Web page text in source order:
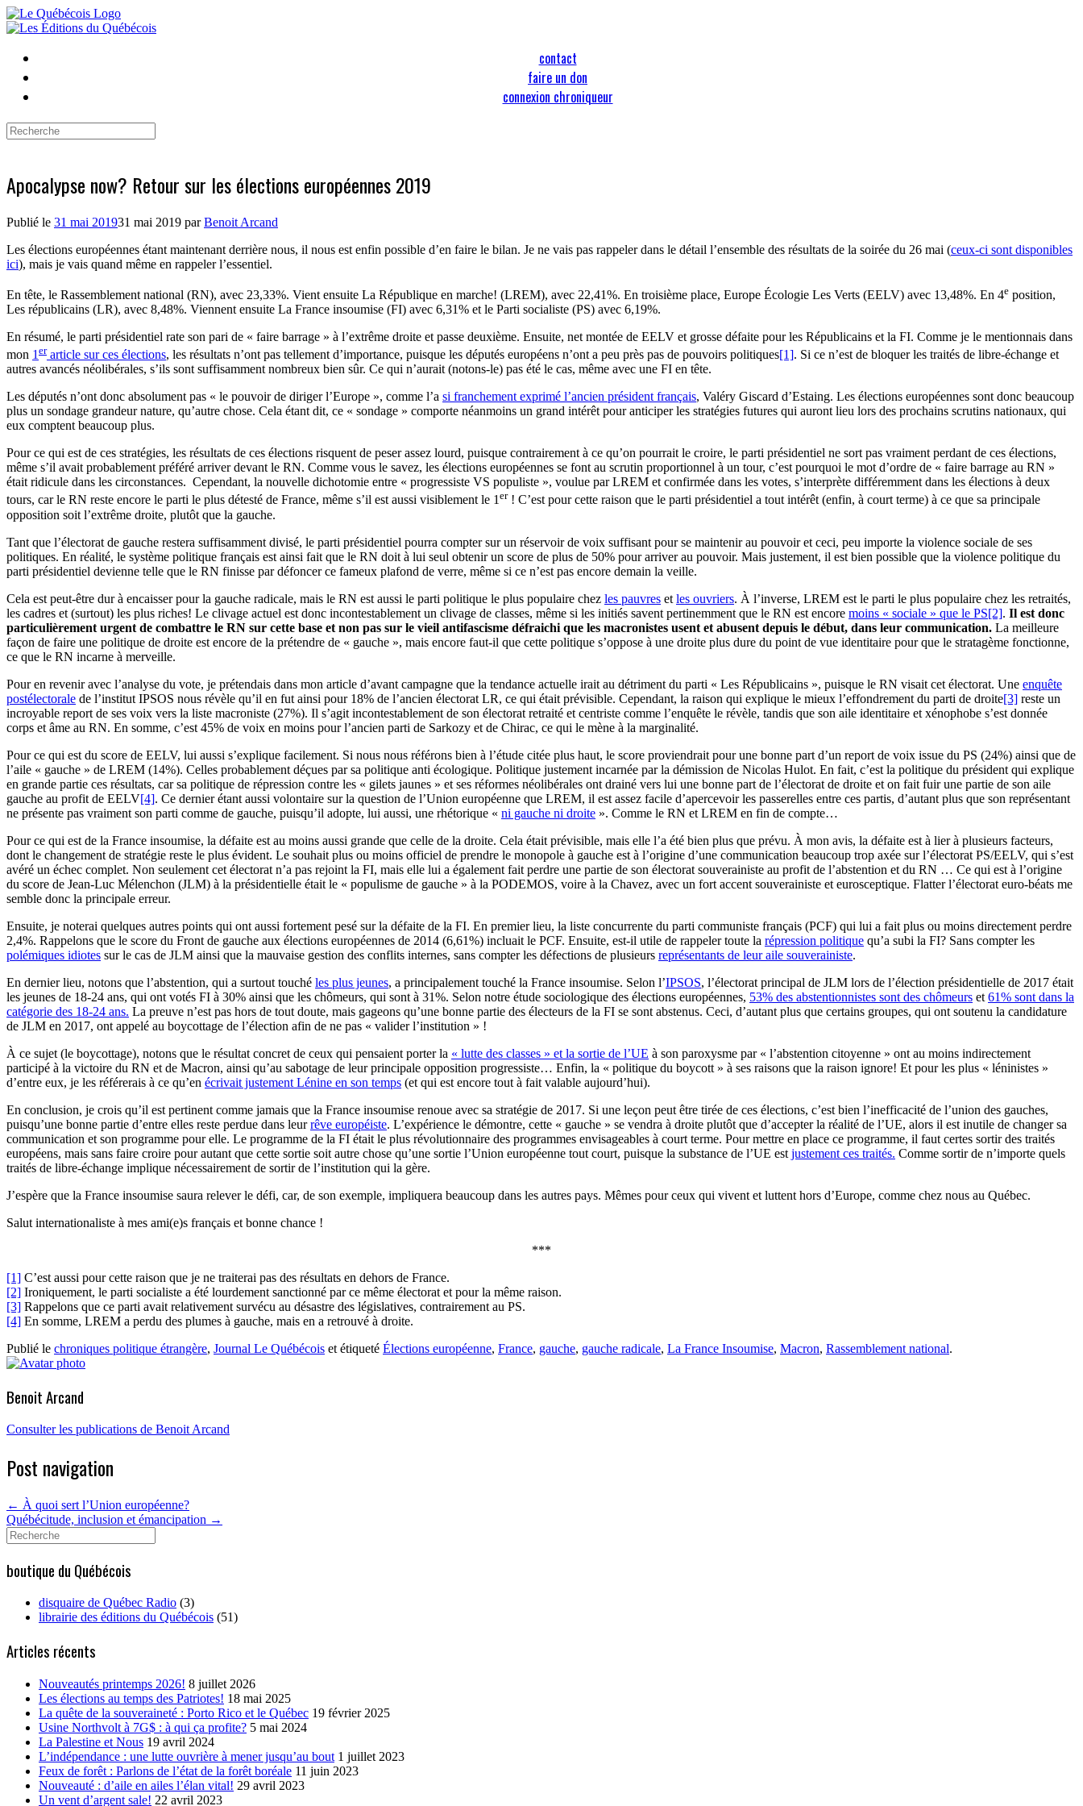
Skip
to
contact
faire un don
connexion chroniqueur
Search
Apocalypse now? Retour sur les élections européennes 2019
Publié le 31 mai 201931 mai 2019 parBenoit Arcand
Les élections européennes étant maintenant derrière nous, il nous est enfin possible d’en faire le bilan. Je ne vais pas rappeler dans le détail l’ensemble des résultats de la soirée du 26 mai (ceux-ci sont disponibles
ici), mais je vais quand même en rappeler l’essentiel.
En tête, le Rassemblement national (RN), avec 23,33%. Vient ensuite La République en marche! (LREM), avec 22,41%. En troisième place, Europe Écologie Les Verts (EELV) avec 13,48%. En 4e position,
Les républicains (LR), avec 8,48%. Viennent ensuite La France insoumise (FI) avec 6,31% et le Parti socialiste (PS) avec 6,19%.
En résumé, le parti présidentiel rate son pari de « faire barrage » à l’extrême droite et passe deuxième. Ensuite, net montée de EELV et grosse défaite pour les Républicains et la FI. Comme je le mentionnais dans
mon 1erarticle sur ces élections, les résultats n’ont pas tellement d’importance, puisque les députés européens n’ont a peu près pas de pouvoirs politiques[1]. Si ce n’est de bloquer les traités de libre-échange et
autres avancés néolibérales, s’ils sont suffisamment nombreux bien sûr. Ce qui n’aurait (notons-le) pas été le cas, même avec une FI en tête.
Les députés n’ont donc absolument pas « le pouvoir de diriger l’Europe », comme l’a si franchement exprimé l’ancien président français, Valéry Giscard d’Estaing. Les élections européennes sont donc beaucoup
plus un sondage grandeur nature, qu’autre chose. Cela étant dit, ce « sondage » comporte néanmoins un grand intérêt pour anticiper les stratégies futures qui auront lieu lors des prochains scrutins nationaux, qui
eux comptent beaucoup plus.
Pour ce qui est de ces stratégies, les résultats de ces élections risquent de peser assez lourd, puisque contrairement à ce qu’on pourrait le croire, le parti présidentiel ne sort pas vraiment perdant de ces élections,
même s’il avait probablement préféré arriver devant le RN. Comme vous le savez, les élections européennes se font au scrutin proportionnel à un tour, c’est pourquoi le mot d’ordre de « faire barrage au RN »
était ridicule dans les circonstances. Cependant, la nouvelle dichotomie entre « progressiste VS populiste », voulue par LREM et confirmée dans les votes, s’interprète différemment dans les élections à deux
tours, car le RN reste encore le parti le plus détesté de France, même s’il est aussi visiblement le 1er! C’est pour cette raison que le parti présidentiel a tout intérêt (enfin, à court terme) à ce que sa principale
opposition soit l’extrême droite, plutôt que la gauche.
Tant que l’électorat de gauche restera suffisamment divisé, le parti présidentiel pourra compter sur un réservoir de voix suffisant pour se maintenir au pouvoir et ceci, peu importe la violence sociale de ses
politiques. En réalité, le système politique français est ainsi fait que le RN doit à lui seul obtenir un score de plus de 50% pour arriver au pouvoir. Mais justement, il est bien possible que la violence politique du
parti présidentiel devienne telle que le RN finisse par défoncer ce fameux plafond de verre, même si ce n’est pas encore demain la veille.
Cela est peut-être dur à encaisser pour la gauche radicale, mais le RN est aussi le parti politique le plus populaire chez les pauvres et les ouvriers. À l’inverse, LREM est le parti le plus populaire chez les retraités,
les cadres et (surtout) les plus riches! Le clivage actuel est donc incontestablement un clivage de classes, même si les initiés savent pertinemment que le RN est encore moins « sociale » que le PS[2]. Il est donc
particulièrement urgent de combattre le RN sur cette base et non pas sur le vieil antifascisme défraichi que les macronistes usent et abusent depuis le début, dans leur communication. La meilleure
façon de faire une politique de droite est encore de la prétendre de « gauche », mais encore faut-il que cette politique s’oppose à une droite plus dure du point de vue identitaire pour que le stratagème fonctionne,
ce que le RN incarne à merveille.
Pour en revenir avec l’analyse du vote, je prétendais dans mon article d’avant campagne que la tendance actuelle irait au détriment du parti « Les Républicains », puisque le RN visait cet électorat. Une enquête
postélectorale de l’institut IPSOS nous révèle qu’il en fut ainsi pour 18% de l’ancien électorat LR, ce qui était prévisible. Cependant, la raison qui explique le mieux l’effondrement du parti de droite[3] reste un
incroyable report de ses voix vers la liste macroniste (27%). Il s’agit incontestablement de son électorat retraité et centriste comme l’enquête le révèle, tandis que son aile identitaire et xénophobe s’est donnée
corps et âme au RN. En somme, c’est 45% de voix en moins pour l’ancien parti de Sarkozy et de Chirac, ce qui le mène à la marginalité.
Pour ce qui est du score de EELV, lui aussi s’explique facilement. Si nous nous référons bien à l’étude citée plus haut, le score proviendrait pour une bonne part d’un report de voix issue du PS (24%) ainsi que de
l’aile « gauche » de LREM (14%). Celles probablement déçues par sa politique anti écologique. Politique justement incarnée par la démission de Nicolas Hulot. En fait, c’est la politique du président qui explique
en grande partie ces résultats, car sa politique de répression contre les « gilets jaunes » et ses réformes néolibérales ont drainé vers lui une bonne part de l’électorat de droite et on fait fuir une partie de son aile
gauche au profit de EELV[4]. Ce dernier étant aussi volontaire sur la question de l’Union européenne que LREM, il est assez facile d’apercevoir les passerelles entre ces partis, d’autant plus que son représentant
ne présente pas vraiment son parti comme de gauche, puisqu’il adopte, lui aussi, une rhétorique « ni gauche ni droite ». Comme le RN et LREM en fin de compte…
Pour ce qui est de la France insoumise, la défaite est au moins aussi grande que celle de la droite. Cela était prévisible, mais elle l’a été bien plus que prévu. À mon avis, la défaite est à lier à plusieurs facteurs,
dont le changement de stratégie reste le plus évident. Le souhait plus ou moins officiel de prendre le monopole à gauche est à l’origine d’une communication beaucoup trop axée sur l’électorat PS/EELV, qui s’est
avéré un échec complet. Non seulement cet électorat n’a pas rejoint la FI, mais elle lui a également fait perdre une partie de son électorat souverainiste au profit de l’abstention et du RN … Ce qui est à l’origine
du score de Jean-Luc Mélenchon (JLM) à la présidentielle était le « populisme de gauche » à la PODEMOS, voire à la Chavez, avec un fort accent souverainiste et eurosceptique. Flatter l’électorat euro-béats me
semble donc la principale erreur.
Ensuite, je noterai quelques autres points qui ont aussi fortement pesé sur la défaite de la FI. En premier lieu, la liste concurrente du parti communiste français (PCF) qui lui a fait plus ou moins directement perdre
2,4%. Rappelons que le score du Front de gauche aux élections européennes de 2014 (6,61%) incluait le PCF. Ensuite, est-il utile de rappeler toute la répression politique qu’a subi la FI? Sans compter les
polémiques idiotes sur le cas de JLM ainsi que la mauvaise gestion des conflits internes, sans compter les défections de plusieurs représentants de leur aile souverainiste.
En dernier lieu, notons que l’abstention, qui a surtout touché les plus jeunes, a principalement touché la France insoumise. Selon l’IPSOS, l’électorat principal de JLM lors de l’élection présidentielle de 2017 était
les jeunes de 18-24 ans, qui ont votés FI à 30% ainsi que les chômeurs, qui sont à 31%. Selon notre étude sociologique des élections européennes, 53% des abstentionnistes sont des chômeurs et 61% sont dans la
catégorie des 18-24 ans. La preuve n’est pas hors de tout doute, mais gageons qu’une bonne partie des électeurs de la FI se sont abstenus. Ceci, d’autant plus que certains groupes, qui ont soutenu la candidature
de JLM en 2017, ont appelé au boycottage de l’élection afin de ne pas « valider l’institution » !
À ce sujet (le boycottage), notons que le résultat concret de ceux qui pensaient porter la « lutte des classes » et la sortie de l’UE à son paroxysme par « l’abstention citoyenne » ont au moins indirectement
participé à la victoire du RN et de Macron, ainsi qu’au sabotage de leur principale opposition progressiste… Enfin, la « politique du boycott » à ses raisons que la raison ignore! Et pour les plus « léninistes »
d’entre eux, je les référerais à ce qu’en écrivait justement Lénine en son temps (et qui est encore tout à fait valable aujourd’hui).
En conclusion, je crois qu’il est pertinent comme jamais que la France insoumise renoue avec sa stratégie de 2017. Si une leçon peut être tirée de ces élections, c’est bien l’inefficacité de l’union des gauches,
puisqu’une bonne partie d’entre elles reste perdue dans leurrêve européiste. L’expérience le démontre, cette « gauche » se vendra à droite plutôt que d’accepter la réalité de l’UE, alors il est inutile de changer sa
communication et son programme pour elle. Le programme de la FI était le plus révolutionnaire des programmes envisageables à court terme. Pour mettre en place ce programme, il faut certes sortir des traités
européens, mais sans faire croire pour autant que cette sortie soit autre chose qu’une sortie l’Union européenne tout court, puisque la substance de l’UE est justement ces traités. Comme sortir de n’importe quels
traités de libre-échange implique nécessairement de sortir de l’institution qui la gère.
J’espère que la France insoumise saura relever le défi, car, de son exemple, impliquera beaucoup dans les autres pays. Mêmes pour ceux qui vivent et luttent hors d’Europe, comme chez nous au Québec.
Salut internationaliste à mes ami(e)s français et bonne chance !
***
[1] C’est aussi pour cette raison que je ne traiterai pas des résultats en dehors de France.
[2] Ironiquement, le parti socialiste a été lourdement sanctionné par ce même électorat et pour la même raison.
[3] Rappelons que ce parti avait relativement survécu au désastre des législatives, contrairement au PS.
[4] En somme, LREM a perdu des plumes à gauche, mais en a retrouvé à droite.
Publié le chroniques politique étrangère, Journal Le Québécois et étiqueté Élections européenne, France, gauche, gauche radicale, La France Insoumise, Macron, Rassemblement national.
Benoit Arcand
Consulter les publications de Benoit Arcand
Post navigation
← À quoi sert l’Union européenne?
Québécitude, inclusion et émancipation →
Search
for:
boutique du Québécois
disquaire de Québec Radio (3)
librairie des éditions du Québécois (51)
Articles récents
Nouveautés printemps 2026! 8 juillet 2026
Les élections au temps des Patriotes! 18 mai 2025
La quête de la souveraineté : Porto Rico et le Québec 19 février 2025
Usine Northvolt à 7G$ : à qui ça profite? 5 mai 2024
La Palestine et Nous 19 avril 2024
L’indépendance : une lutte ouvrière à mener jusqu’au bout 1 juillet 2023
Feux de forêt : Parlons de l’état de la forêt boréale 11 juin 2023
Nouveauté : d’aile en ailes l’élan vital! 29 avril 2023
Un vent d’argent sale! 22 avril 2023